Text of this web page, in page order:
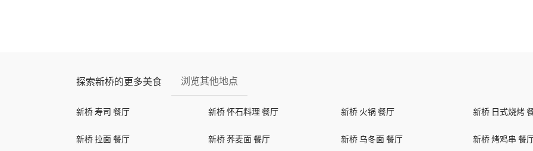
探索新桥的更多美食 浏览其他地点
新桥 寿司 餐厅 新桥 怀石料理 餐厅 新桥 火锅 餐厅 新桥 日式烧烤
新桥 拉面 餐厅 新桥 荞麦面 餐厅 新桥 乌冬面 餐厅 新桥 烤鸡串 餐